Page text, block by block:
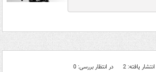
انتشار یافته: 2 در انتظار بررسی: 0